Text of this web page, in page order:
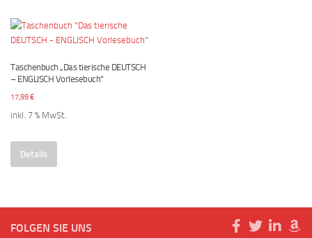
Taschenbuch „Das tierische DEUTSCH
– ENGLISCH Vorlesebuch“
17,99€
inkl. 7 % MwSt.
Details
FOLGEN SIE UNS